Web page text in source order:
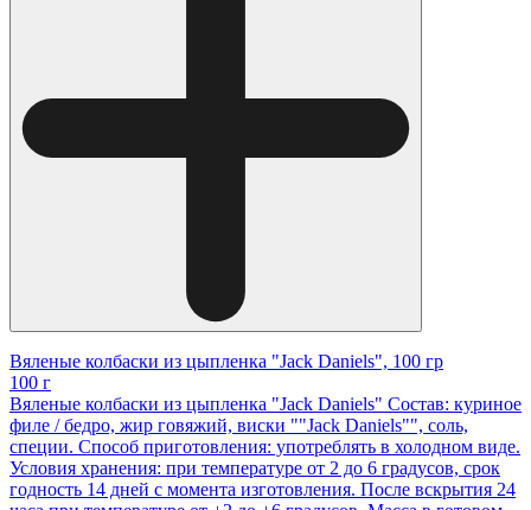
Вяленые колбаски из цыпленка "Jack Daniels", 100 гр
100 г
Вяленые колбаски из цыпленка "Jack Daniels" Состав: куриное
филе / бедро, жир говяжий, виски ""Jack Daniels"", соль,
специи. Способ приготовления: употреблять в холодном виде.
Условия хранения: при температуре от 2 до 6 градусов, срок
годность 14 дней с момента изготовления. После вскрытия 24